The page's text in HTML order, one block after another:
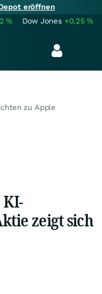
eröffnen
% Dow Jones +0,25%
zu Apple
zeigt sich